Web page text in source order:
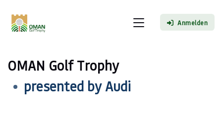
Anmelden
OMAN Golf Trophy
presented by Audi